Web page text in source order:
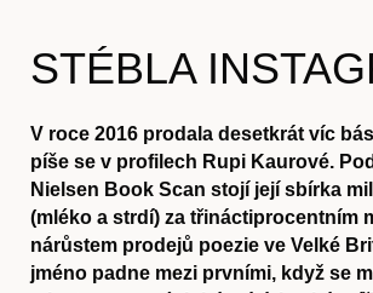
STÉBLA
V roce 2016 prodala desetkrát víc
píše se v profilech Rupi Kaurové.
Nielsen Book Scan stojí její sbírka
(mléko a strdí) za třináctiprocentním
nárůstem prodejů poezie ve Velké
jméno padne mezi prvními, když se